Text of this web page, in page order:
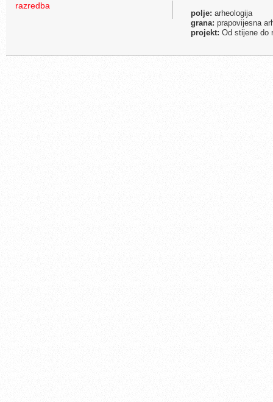
razredba
polje: arheologija
grana: prapovijesna
projekt: Od stijene do